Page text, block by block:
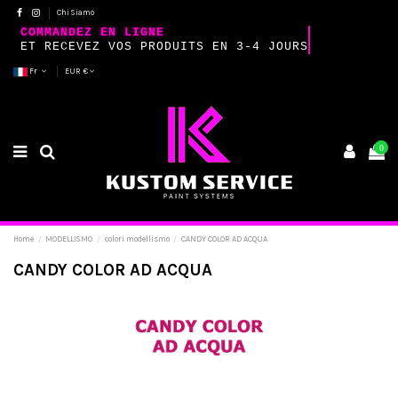
Chi Siamo
COMMANDEZ EN LIGNE
ET RECEVEZ VOS PRODUITS EN 3-4 JOURS
Fr EUR €
0
Home MODELLISMO colori modellismo CANDY COLOR AD ACQUA
CANDY COLOR AD ACQUA